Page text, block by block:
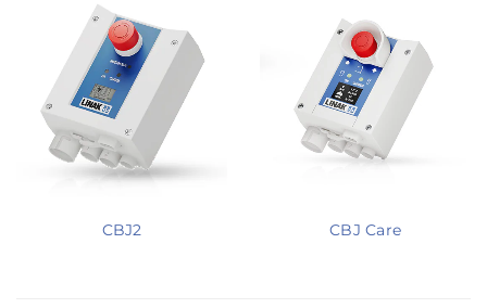
CBJ2 CBJ Care